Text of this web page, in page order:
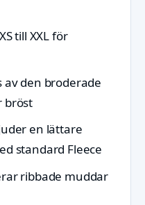
till XXL för
den broderade
bröst
en lättare
standard Fleece
ribbade muddar